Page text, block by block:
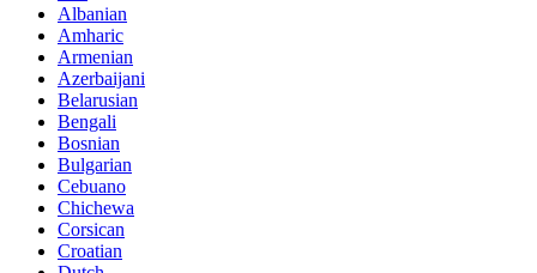
Albanian
Amharic
Armenian
Azerbaijani
Belarusian
Bengali
Bosnian
Bulgarian
Cebuano
Chichewa
Corsican
Croatian